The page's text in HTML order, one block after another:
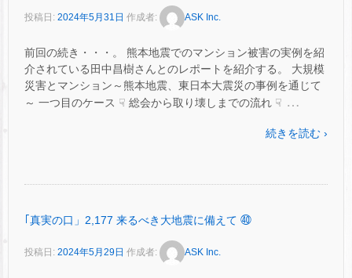
投稿日: 2024年5月31日 作成者: ASK Inc.
前回の続き・・・。 熊本地震でのマンション被害の実例を紹
介されている田中昌樹さんとのレポートを紹介する。 大規模
災害とマンション～熊本地震、東日本大震災の事例を通じて
～ 一つ目のケース ☟ 総会から取り壊しまでの流れ ☟ …
続きを読む ›
｢真実の口」2,177 来るべき大地震に備えて ㊵
投稿日: 2024年5月29日 作成者: ASK Inc.